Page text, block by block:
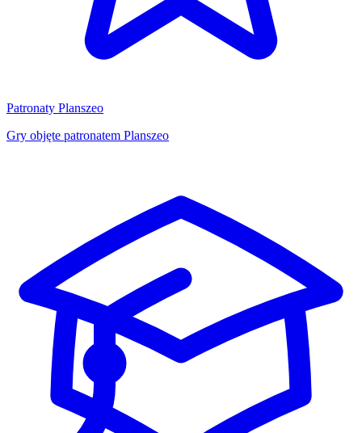
Patronaty Planszeo
Gry objęte patronatem Planszeo